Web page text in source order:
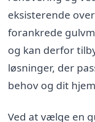
eksisterende
forankrede
og kan derfor
løsninger, der
behov og dit
Ved at vælge en